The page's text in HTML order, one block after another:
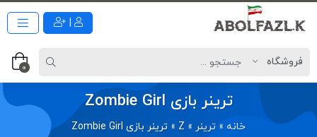
0
ترینر بازی Zombie Girl
خانه » ترینر »
Z
» ترینر بازی Zombie Girl